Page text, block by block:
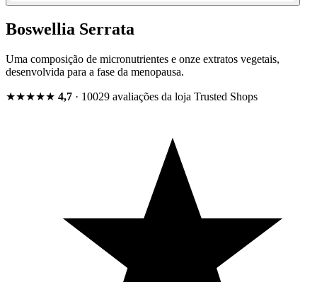
Boswellia Serrata
Uma composição de micronutrientes e onze extratos vegetais,
desenvolvida para a fase da menopausa.
★★★★★ 4,7 · 10029 avaliações da loja Trusted Shops